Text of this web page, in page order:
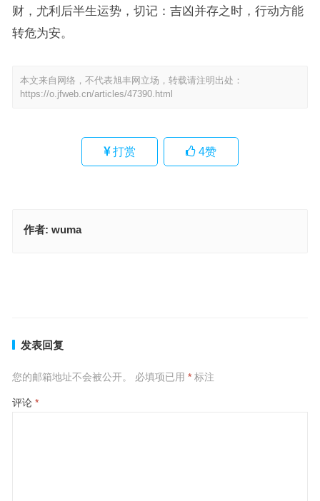
财，尤利后半生运势，切记：吉凶并存之时，行动方能
转危为安。
本文来自网络，不代表旭丰网立场，转载请注明出处：
https://o.jfweb.cn/articles/47390.html
打赏 4赞
作者: wuma
发表回复
您的邮箱地址不会被公开。 必填项已用 *标注
评论 *